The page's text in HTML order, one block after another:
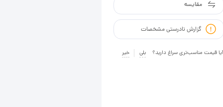
مقایسه
گزارش نادرستی مشخصات
آیا قیمت مناسب‌تری سراغ دارید؟ بلی خیر